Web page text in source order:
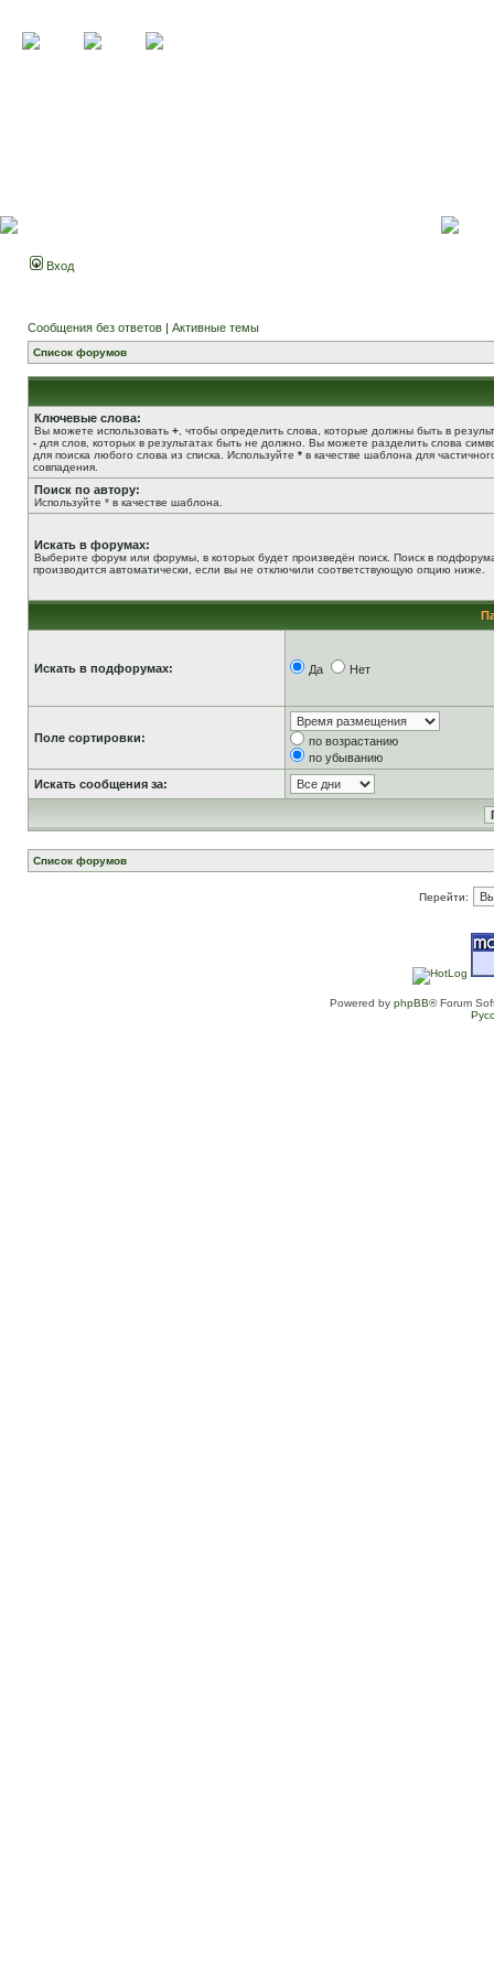
Вход
Сообщения без ответов | Активные темы
Список форумов
Ключевые слова:
Вы можете использовать + , чтобы определить слова, которые должны быть в
- для слов, которых в результатах быть не должно. Вы можете разделить слова
для поиска любого слова из списка. Используйте * в качестве шаблона для
совпадения.
Поиск по автору:
Используйте * в качестве шаблона.
Искать в форумах:
Выберите форум или форумы, в которых будет произведён поиск. Поиск в
производится автоматически, если вы не отключили соответствующую опцию ниже.
Искать в подфорумах: Да Нет
Поле сортировки:
по возрастанию
по убыванию
Искать сообщения за:
Список форумов
Перейти:
Powered by phpBB® Forum